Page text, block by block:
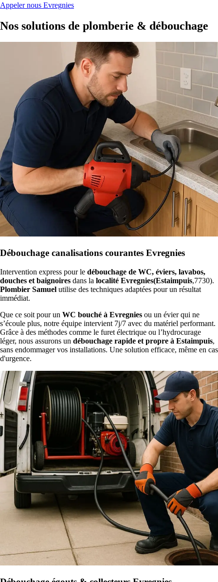
Appeler nous Evregnies
Nos solutions de plomberie & débouchage
Débouchage canalisations courantes Evregnies
Intervention express pour le débouchage de WC, éviers, lavabos,
douches et baignoires dans la localité Evregnies(Estaimpuis,7730).
Plombier Samuel utilise des techniques adaptées pour un résultat
immédiat.
Que ce soit pour un WC bouché à Evregnies ou un évier qui ne
s’écoule plus, notre équipe intervient 7j/7 avec du matériel performant.
Grâce à des méthodes comme le furet électrique ou l’hydrocurage
léger, nous assurons un débouchage rapide et propre à Estaimpuis,
sans endommager vos installations. Une solution efficace, même en cas
d'urgence.